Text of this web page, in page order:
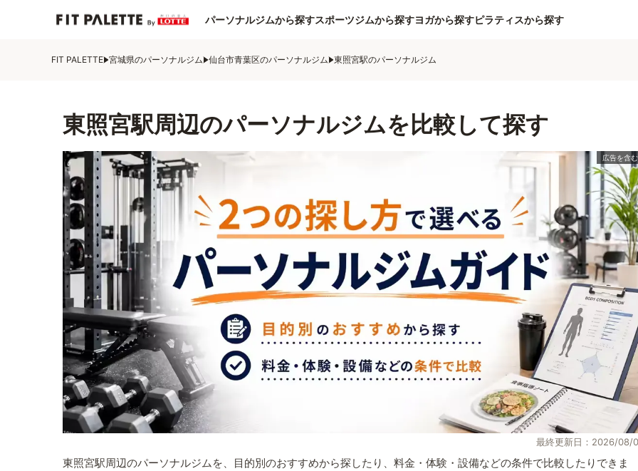
パーソナルジムから探すスポーツジムから探すヨガから探すピラティスから探す
FIT PALETTE 宮城県のパーソナルジム 仙台市青葉区のパーソナルジム 東照宮駅のパーソナルジム
東照宮駅周辺のパーソナルジムを比較して探す
最終更新日：2026/08/
東照宮駅周辺のパーソナルジムを、目的別のおすすめから探したり、料金・体験・設備などの条件で比較したりできま